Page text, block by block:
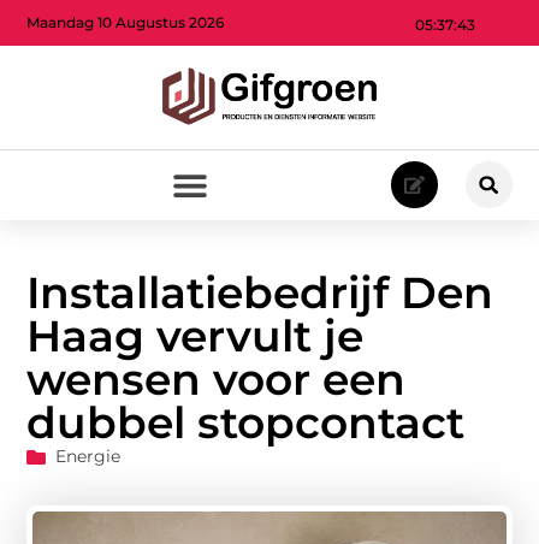
05:37:45
Maandag 10 Augustus 2026
Installatiebedrijf Den
Haag vervult je
wensen voor een
dubbel stopcontact
Energie